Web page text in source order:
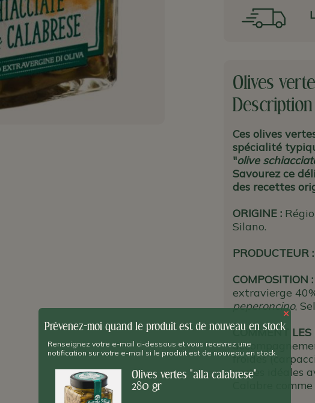
Olives
Description
Ces olives
spécialité
"olive
Savourez ce
des recettes
ORIGINE :
Silano.
PRODUCTEUR :
COMPOSITION :
extravierge
peperoncino,
COMMENT LES
froides
vertes idéales
Calabre
×
Prévenez-moi quand le produit est de nouveau en stock
Renseignez votre e-mail ci-dessous et vous recevrez une
notification sur votre e-mail si le produit est de nouveau en stock.
Olives vertes "alla calabrese"
280 gr